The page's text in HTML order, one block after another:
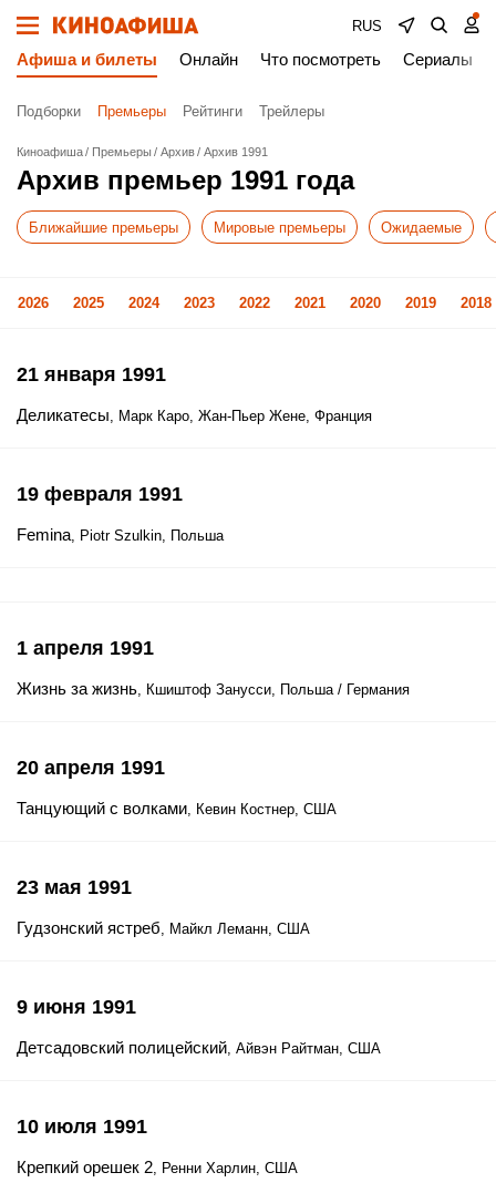
RUS
Афиша и билеты Онлайн Что посмотреть Сериалы
Подборки Премьеры Рейтинги Трейлеры
Киноафиша Премьеры Архив Архив 1991
Архив премьер 1991 года
Ближайшие премьеры Мировые премьеры Ожидаемые
2026 2025 2024 2023 2022 2021 2020 2019 2018
21 января 1991
Деликатесы, Марк Каро, Жан-Пьер Жене, Франция
19 февраля 1991
Femina, Piotr Szulkin, Польша
1 апреля 1991
Жизнь за жизнь, Кшиштоф Занусси, Польша / Германия
20 апреля 1991
Танцующий с волками, Кевин Костнер, США
23 мая 1991
Гудзонский ястреб, Майкл Леманн, США
9 июня 1991
Детсадовский полицейский, Айвэн Райтман, США
10 июля 1991
Крепкий орешек 2, Ренни Харлин, США